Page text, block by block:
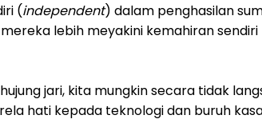
(independent) dalam penghasilan
lebih meyakini kemahiran sendiri
jari, kita mungkin secara tidak
hati kepada teknologi dan buruh